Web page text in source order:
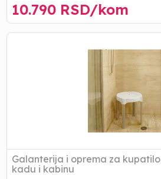
10.790 RSD/kom
Stolica
Galanterija i oprema za kupatilo
kadu i kabinu